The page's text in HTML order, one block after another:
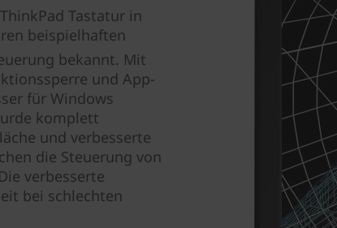
Tastatur in
beispielhaften
bekannt. Mit
und App-
für Windows
komplett
und verbesserte
die Steuerung von
verbesserte
bei schlechten